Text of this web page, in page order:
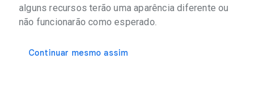
alguns recursos terão uma aparência diferente ou
não funcionarão como esperado.
Continuar mesmo assim